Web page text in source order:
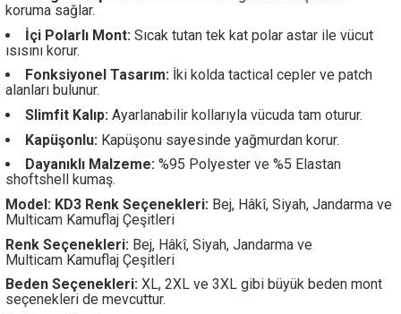
koruma sağlar.
İçi Polarlı Mont: Sıcak tutan tek kat polar astar ile vücut
ısısını korur.
Fonksiyonel Tasarım: İki kolda tactical cepler ve patch
alanları bulunur.
Slimfit Kalıp: Ayarlanabilir kollarıyla vücuda tam oturur.
Kapüşonlu: Kapüşonu sayesinde yağmurdan korur.
Dayanıklı Malzeme: %95 Polyester ve %5 Elastan
shoftshell kumaş.
Model: KD3 Renk Seçenekleri: Bej, Hâkî, Siyah, Jandarma ve
Multicam Kamuflaj Çeşitleri
Renk Seçenekleri: Bej, Hâkî, Siyah, Jandarma ve
Multicam Kamuflaj Çeşitleri
Beden Seçenekleri: XL, 2XL ve 3XL gibi büyük beden mont
seçenekleri de mevcuttur.